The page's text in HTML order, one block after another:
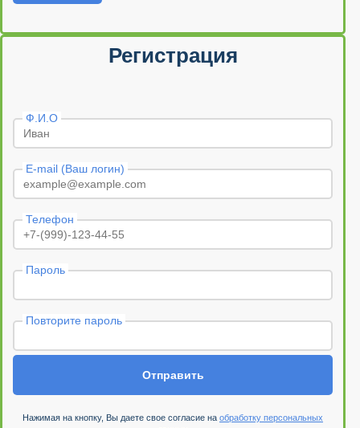
Регистрация
Ф.И.О
E-mail (Ваш логин)
Телефон
Пароль
Повторите пароль
Отправить
Нажимая на кнопку, Вы даете свое согласие на обработку персональных